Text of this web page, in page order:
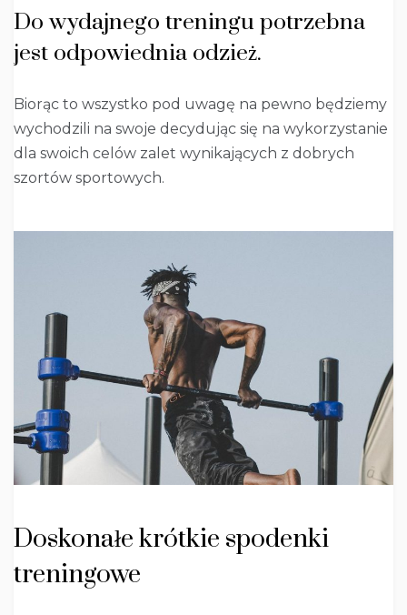
Do wydajnego treningu potrzebna
jest odpowiednia odzież.
Biorąc to wszystko pod uwagę na pewno będziemy
wychodzili na swoje decydując się na wykorzystanie
dla swoich celów zalet wynikających z dobrych
szortów sportowych.
Doskonałe krótkie spodenki
treningowe